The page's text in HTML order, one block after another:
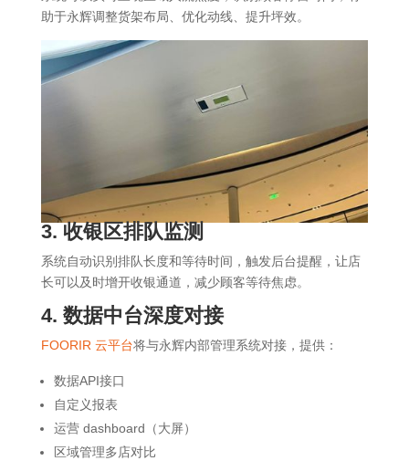
助于永辉调整货架布局、优化动线、提升坪效。
3. 收银区排队监测
系统自动识别排队长度和等待时间，触发后台提醒，让店
长可以及时增开收银通道，减少顾客等待焦虑。
4. 数据中台深度对接
FOORIR 云平台将与永辉内部管理系统对接，提供：
数据API接口
自定义报表
运营 dashboard（大屏）
区域管理多店对比